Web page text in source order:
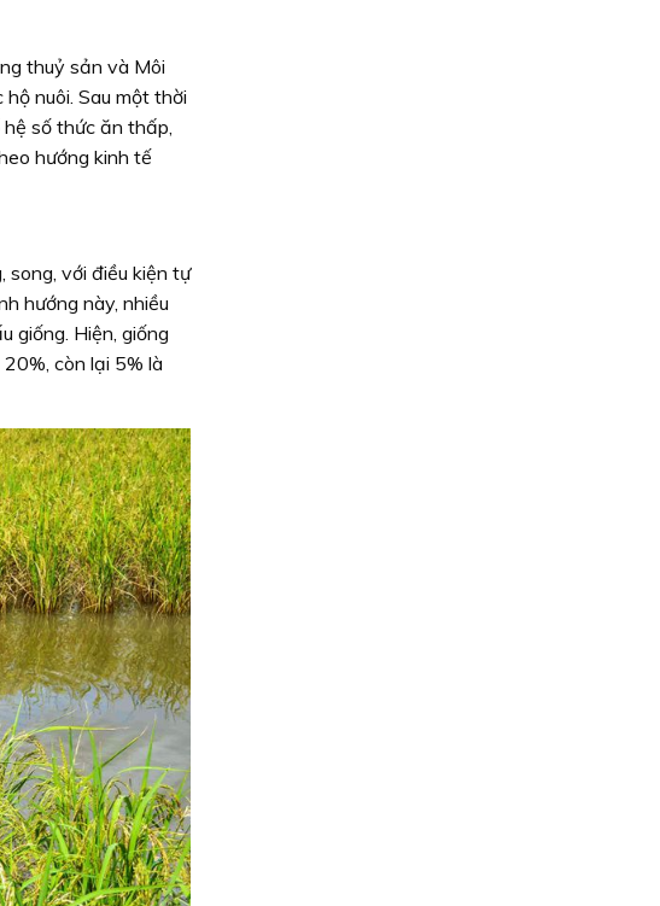
thuỷ sản và Môi
nuôi. Sau một thời
số thức ăn thấp,
hướng kinh tế
song, với điều kiện tự
hướng này, nhiều
giống. Hiện, giống
còn lại 5% là